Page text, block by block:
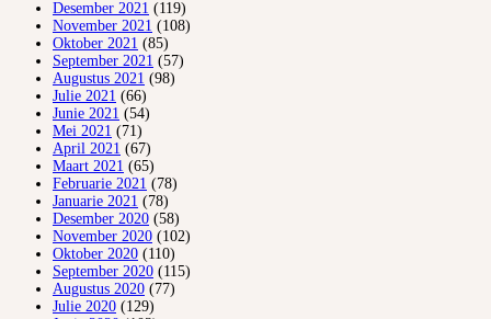
Desember 2021 (119)
November 2021 (108)
Oktober 2021 (85)
September 2021 (57)
Augustus 2021 (98)
Julie 2021 (66)
Junie 2021 (54)
Mei 2021 (71)
April 2021 (67)
Maart 2021 (65)
Februarie 2021 (78)
Januarie 2021 (78)
Desember 2020 (58)
November 2020 (102)
Oktober 2020 (110)
September 2020 (115)
Augustus 2020 (77)
Julie 2020 (129)